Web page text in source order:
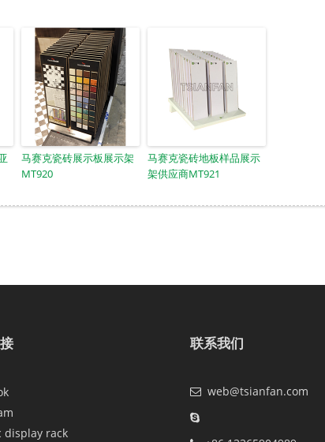
马赛克瓷砖展示板展示架
MT920
马赛克瓷砖地板样品展示
架供应商MT921
display rack
联系我们
web@tsianfan.com